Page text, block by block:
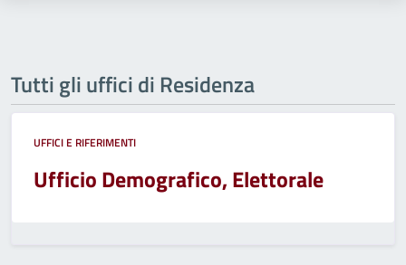
Tutti gli uffici di Residenza
UFFICI E RIFERIMENTI
Ufficio Demografico, Elettorale